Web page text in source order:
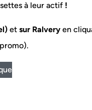
à leur actif !
et sur Ralvery en